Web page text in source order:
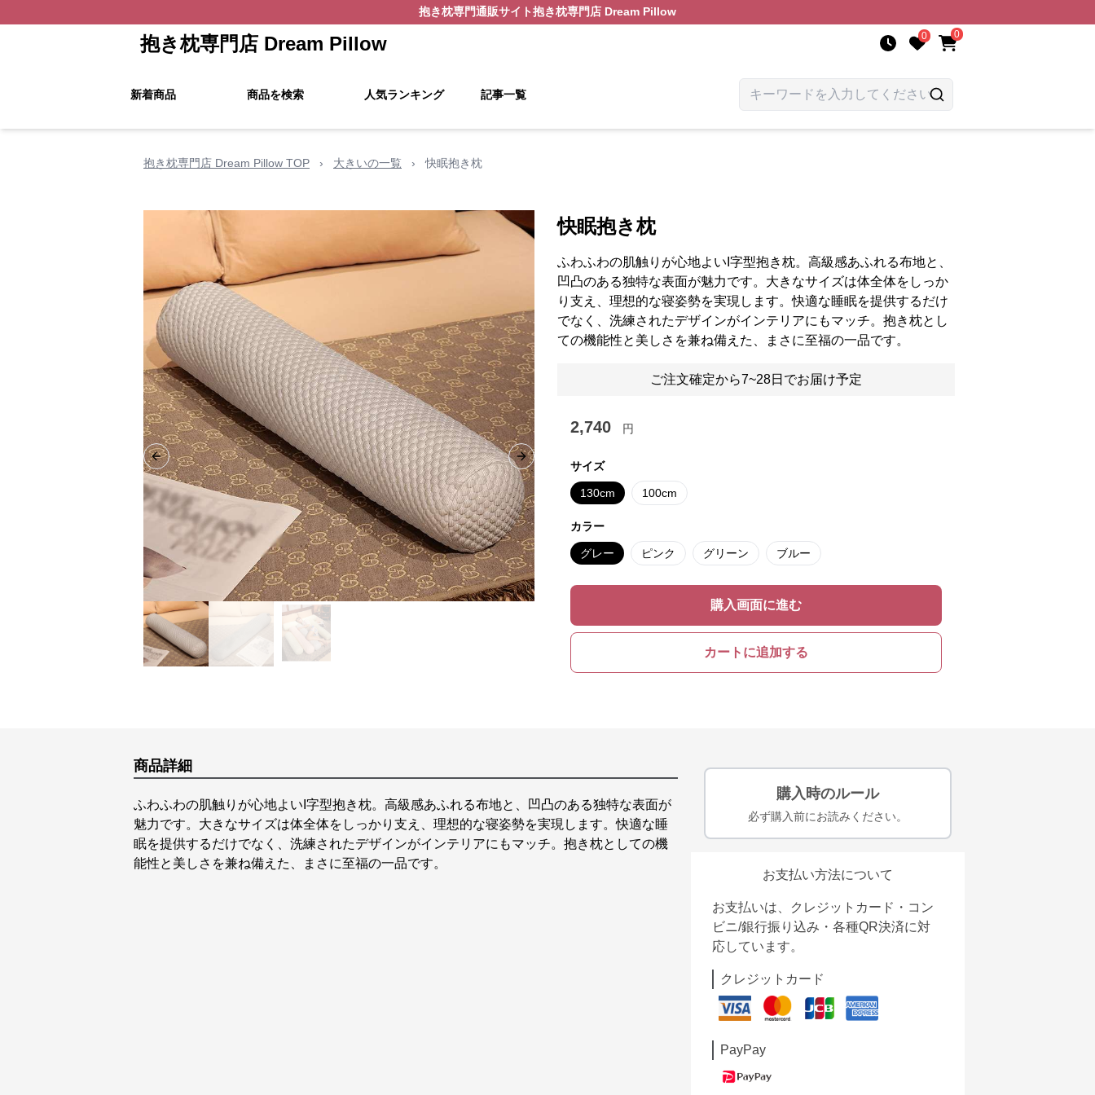
抱き枕専門通販サイト抱き枕専門店 Dream Pillow
抱き枕専門店 Dream Pillow 0 0
新着商品 商品を検索 人気ランキング 記事一覧
抱き枕専門店 Dream Pillow TOP › 大きいの一覧 › 快眠抱き枕
Previous slide Next slide
快眠抱き枕
ふわふわの肌触りが心地よいI字型抱き枕。高級感あふれる布地と、
凹凸のある独特な表面が魅力です。大きなサイズは体全体をしっか
り支え、理想的な寝姿勢を実現します。快適な睡眠を提供するだけ
でなく、洗練されたデザインがインテリアにもマッチ。抱き枕とし
ての機能性と美しさを兼ね備えた、まさに至福の一品です。
ご注文確定から7~28日でお届け予定
2,740 円
サイズ
130cm 100cm
カラー
グレー ピンク グリーン ブルー
購入画面に進む
カートに追加する
商品詳細
ふわふわの肌触りが心地よいI字型抱き枕。高級感あふれる布地と、凹凸のある独特な表面が
魅力です。大きなサイズは体全体をしっかり支え、理想的な寝姿勢を実現します。快適な睡
眠を提供するだけでなく、洗練されたデザインがインテリアにもマッチ。抱き枕としての機
能性と美しさを兼ね備えた、まさに至福の一品です。
購入時のルール
必ず購入前にお読みください。
お支払い方法について
お支払いは、クレジットカード・コン
ビニ/銀行振り込み・各種QR決済に対
応しています。
クレジットカード
PayPay